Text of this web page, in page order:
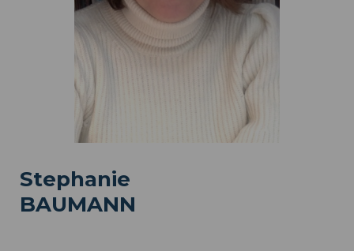
Stephanie
BAUMANN